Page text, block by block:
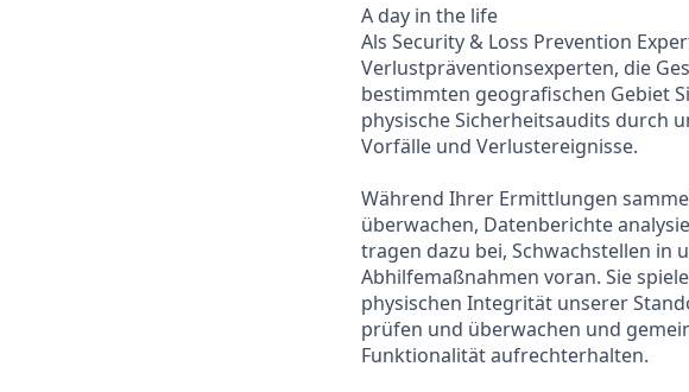
A day in the life
Als Security & Loss Prevention
Verlustpräventionsexperten, die
bestimmten geografischen Gebiet
physische Sicherheitsaudits durch
Vorfälle und Verlustereignisse.
Während Ihrer Ermittlungen
überwachen, Datenberichte
tragen dazu bei, Schwachstellen in
Abhilfemaßnahmen voran. Sie
physischen Integrität unserer
prüfen und überwachen und
Funktionalität aufrechterhalten.